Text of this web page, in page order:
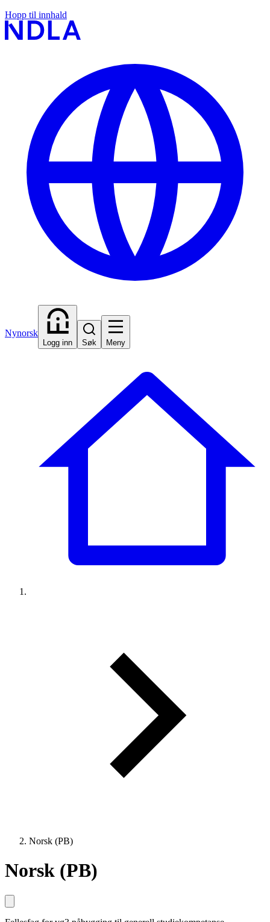
Hopp til innhald
Nynorsk
Logg inn Søk Meny
Norsk (PB)
Norsk (PB)